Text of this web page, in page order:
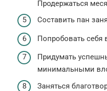
Продержаться
Составить пан
Попробовать себя
Придумать
минимальными
Заняться